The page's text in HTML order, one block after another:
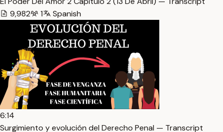
9,982
1 Spanish
6:14
Surgimiento y evolución del Derecho Penal — Transcript